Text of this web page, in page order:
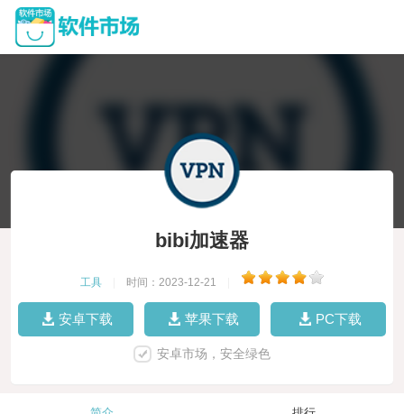
bibi加速器
工具 时间：2023-12-21
安卓下载 苹果下载 PC下载
安卓市场，安全绿色